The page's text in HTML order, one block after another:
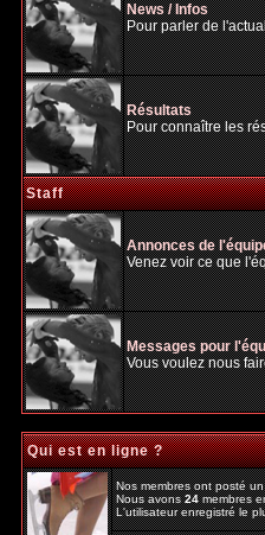
News / Infos
Pour parler de
Résultats
Pour connaître les
Staff
Annonces de
Venez voir ce que
Messages pour
Vous voulez nous
Qui est en ligne ?
Nos membres ont posté
Nous avons24membres
L'utilisateur enregistré le